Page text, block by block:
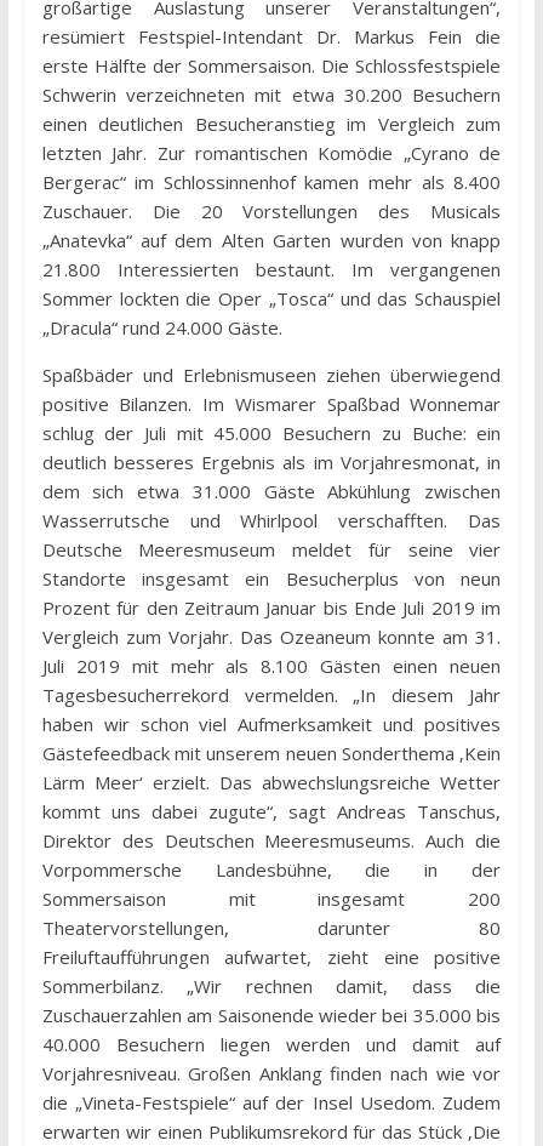
großartige Auslastung unserer Veranstaltungen“,
resümiert Festspiel-Intendant Dr. Markus Fein die
erste Hälfte der Sommersaison. Die Schlossfestspiele
Schwerin verzeichneten mit etwa 30.200 Besuchern
einen deutlichen Besucheranstieg im Vergleich zum
letzten Jahr. Zur romantischen Komödie „Cyrano de
Bergerac“ im Schlossinnenhof kamen mehr als 8.400
Zuschauer. Die 20 Vorstellungen des Musicals
„Anatevka“ auf dem Alten Garten wurden von knapp
21.800 Interessierten bestaunt. Im vergangenen
Sommer lockten die Oper „Tosca“ und das Schauspiel
„Dracula“ rund 24.000 Gäste.
Spaßbäder und Erlebnismuseen ziehen überwiegend
positive Bilanzen. Im Wismarer Spaßbad Wonnemar
schlug der Juli mit 45.000 Besuchern zu Buche: ein
deutlich besseres Ergebnis als im Vorjahresmonat, in
dem sich etwa 31.000 Gäste Abkühlung zwischen
Wasserrutsche und Whirlpool verschafften. Das
Deutsche Meeresmuseum meldet für seine vier
Standorte insgesamt ein Besucherplus von neun
Prozent für den Zeitraum Januar bis Ende Juli 2019 im
Vergleich zum Vorjahr. Das Ozeaneum konnte am 31.
Juli 2019 mit mehr als 8.100 Gästen einen neuen
Tagesbesucherrekord vermelden. „In diesem Jahr
haben wir schon viel Aufmerksamkeit und positives
Gästefeedback mit unserem neuen Sonderthema ‚Kein
Lärm Meer‘ erzielt. Das abwechslungsreiche Wetter
kommt uns dabei zugute“, sagt Andreas Tanschus,
Direktor des Deutschen Meeresmuseums. Auch die
Vorpommersche Landesbühne, die in der
Sommersaison mit insgesamt 200
Theatervorstellungen, darunter 80
Freiluftaufführungen aufwartet, zieht eine positive
Sommerbilanz. „Wir rechnen damit, dass die
Zuschauerzahlen am Saisonende wieder bei 35.000 bis
40.000 Besuchern liegen werden und damit auf
Vorjahresniveau. Großen Anklang finden nach wie vor
die „Vineta-Festspiele“ auf der Insel Usedom. Zudem
erwarten wir einen Publikumsrekord für das Stück ‚Die